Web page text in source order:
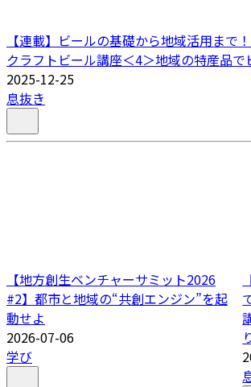
【連載】ビールの基礎から地域活用まで
クラフトビール講座＜4＞地域の特産品で
2025-12-25
息抜き
【地方創生ベンチャーサミット2026
#2】都市と地域の“共創エンジン”を起
動せよ
2026-07-06
学び